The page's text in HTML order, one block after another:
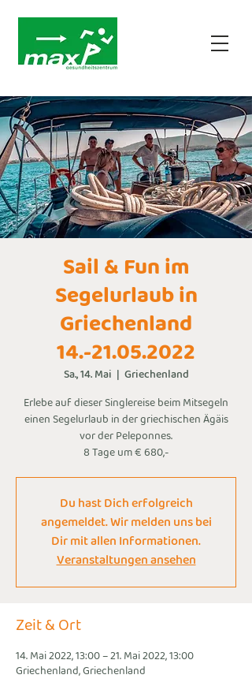
Sail & Fun im
Segelurlaub in
Griechenland
14.-21.05.2022
Sa., 14. Mai
  |
Griechenland
Erlebe auf dieser Singlereise beim Mitsegeln
einen Segelurlaub in der griechischen Ägäis
vor der Peleponnes.
8 Tage um € 680,-
Du hast Dich erfolgreich
angemeldet. Wir melden uns bei
Dir mit allen Informationen.
Veranstaltungen ansehen
Zeit & Ort
14. Mai 2022, 13:00 – 21. Mai 2022, 13:00
Griechenland, Griechenland